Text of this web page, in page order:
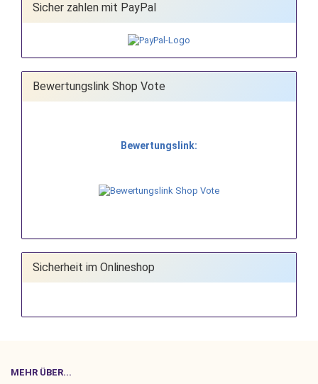
Sicher zahlen mit PayPal
Bewertungslink Shop Vote
Bewertungslink:
Sicherheit im Onlineshop
MEHR ÜBER...